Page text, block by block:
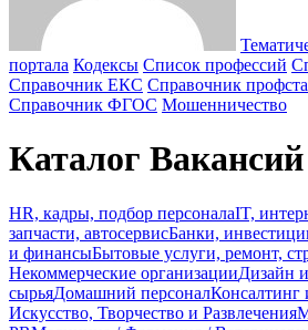
портала Кодексы Cписок профессий
Справочник ЕКС Справочник
Справочник ФГОС Мошенничество
Каталог Вакансий
HR, кадры, подбор персоналаIT,
запчасти, автосервисБанки,
и финансыБытовые услуги, ремонт,
Некоммерческие организацииДизайн
сырьяДомашний персоналКонсалтинг
Искусство, Творчество и Развлечения